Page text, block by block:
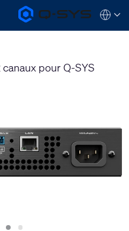
Q-
SYS
pour Q-SYS
SlideSlide